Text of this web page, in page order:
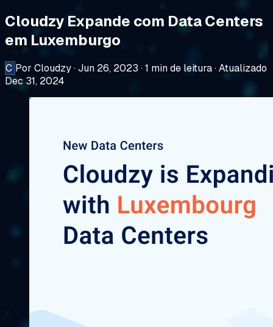
Cloudzy Expande com Data Centers
em Luxemburgo
C Por Cloudzy·Jun 26, 2023 ·1 min de leitura·Atualizado
Dec 31, 2024